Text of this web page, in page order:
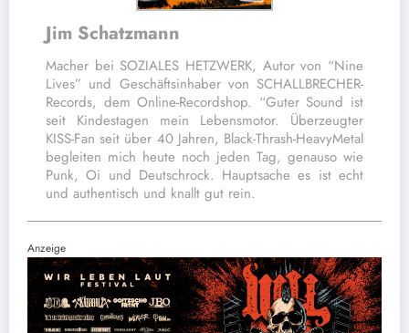
Jim Schatzmann
Macher bei SOZIALES HETZWERK, Autor von “Nine
Lives” und Geschäftsinhaber von SCHALLBRECHER-
Records, dem Online-Recordshop. “Guter Sound ist
seit Kindestagen mein Lebensmotor. Überzeugter
KISS-Fan seit über 40 Jahren, Black-Thrash-HeavyMetal
begleiten mich heute noch jeden Tag, genauso wie
Punk, Oi und Deutschrock. Hauptsache es ist echt
und authentisch und knallt gut rein.
Anzeige